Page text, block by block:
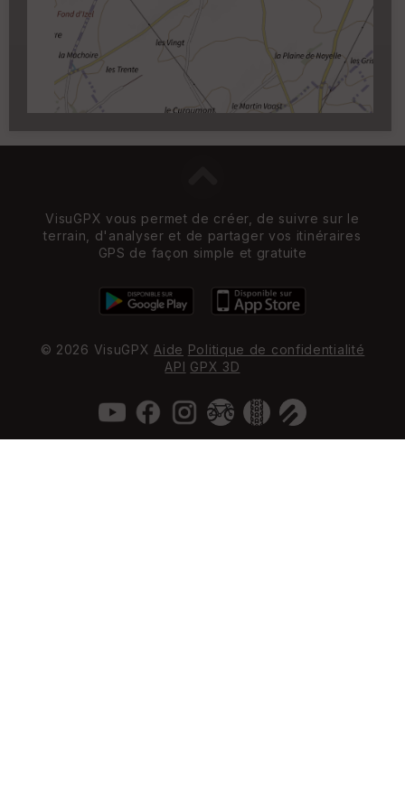
Carroyage UTM
(1km à partir du niveau de
zoom 14)
VisuGPX vous permet de créer, de suivre sur le
terrain, d'analyser et de partager vos itinéraires
GPS de façon simple et gratuite
© 2026 VisuGPX Aide Politique de confidentialité
API GPX 3D